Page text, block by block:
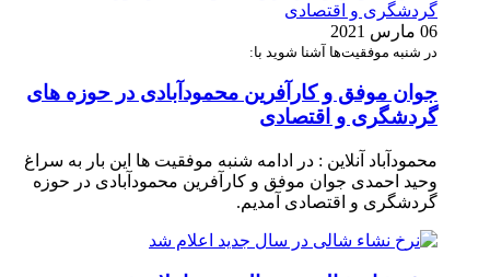
06 مارس 2021
در شنبه موفقیت‌ها آشنا شوید با:
جوان موفق و کارآفرین محمودآبادی در حوزه های
گردشگری و اقتصادی
محمودآباد آنلاین : در ادامه شنبه موفقیت ها این بار به سراغ
وحید احمدی جوان موفق و کارآفرین محمودآبادی در حوزه
گردشگری و اقتصادی آمدیم.